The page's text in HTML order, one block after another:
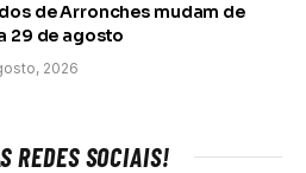
de Arronches mudam de
29 de agosto
2026
REDES SOCIAIS!